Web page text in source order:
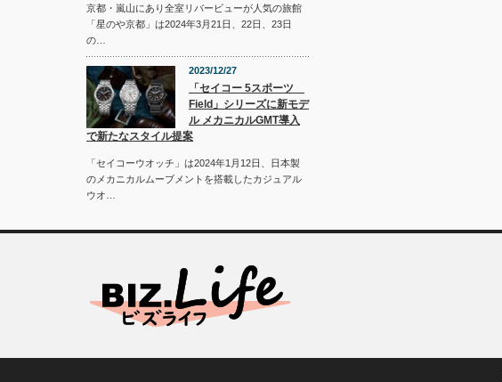
京都・嵐山にあり全室リバービューが人気の旅館
「星のや京都」は2024年3月21日、22日、23日
の…
2023/12/27
「セイコー 5スポーツ
Field」シリーズに新モデ
ル メカニカルGMT導入
で新たなスタイル提案
「セイコーウオッチ」は2024年1月12日、日本製
のメカニカルムーブメントを搭載したカジュアル
ウオ…